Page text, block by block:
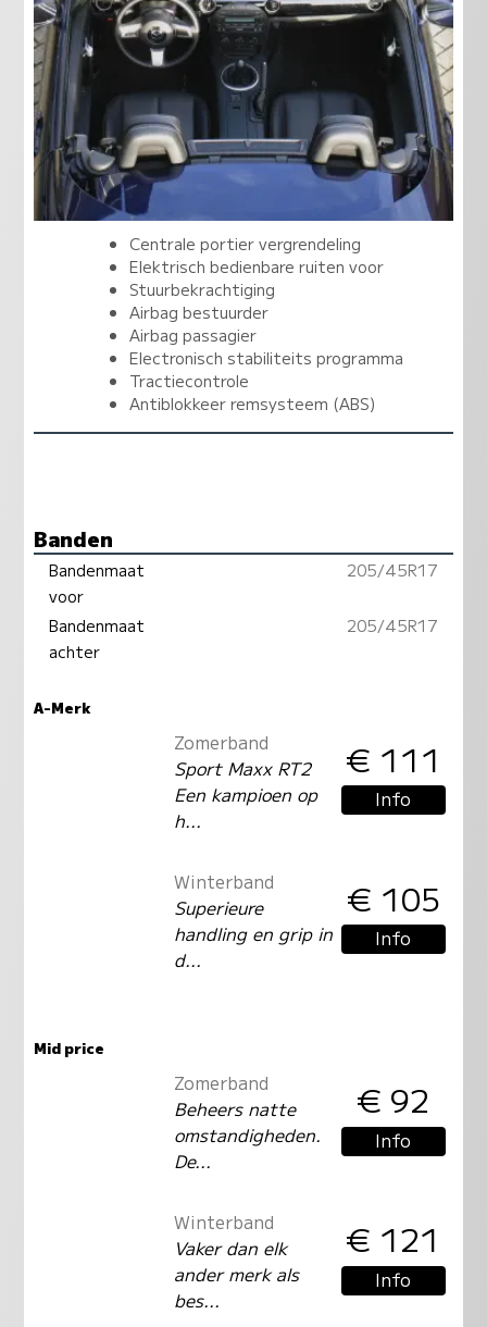
Centrale portier vergrendeling
Elektrisch bedienbare ruiten voor
Stuurbekrachtiging
Airbag bestuurder
Airbag passagier
Electronisch stabiliteits programma
Tractiecontrole
Antiblokkeer remsysteem (ABS)
Banden
Bandenmaat
voor
205/45R17
Bandenmaat
achter
205/45R17
A-Merk
Zomerband
Sport Maxx RT2
Een kampioen op
h...
€ 111
Info
Winterband
Superieure
handling en grip in
d...
€ 105
Info
Mid price
Zomerband
Beheers natte
omstandigheden.
De...
€ 92
Info
Winterband
Vaker dan elk
ander merk als
bes...
€ 121
Info